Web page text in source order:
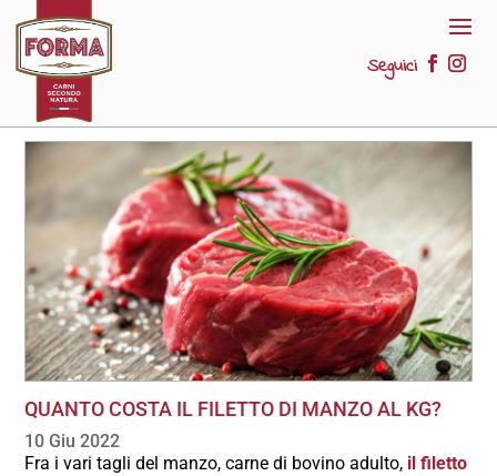
Seguici
QUANTO COSTA IL FILETTO DI MANZO AL KG?
10 Giu 2022
Fra i vari tagli del manzo, carne di bovino adulto, il filetto